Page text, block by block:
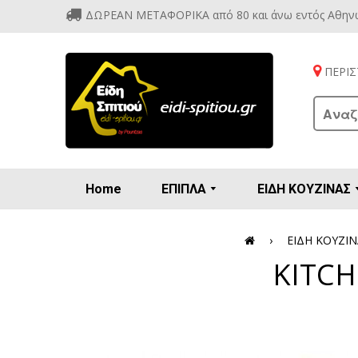
ΔΩΡΕΑΝ ΜΕΤΑΦΟΡΙΚΑ από 80 και άνω εντός
Home ΕΠΙΠΛΑ ΕΙΔΗ ΚΟΥΖΙΝΑΣ
› ΕΙΔΗ